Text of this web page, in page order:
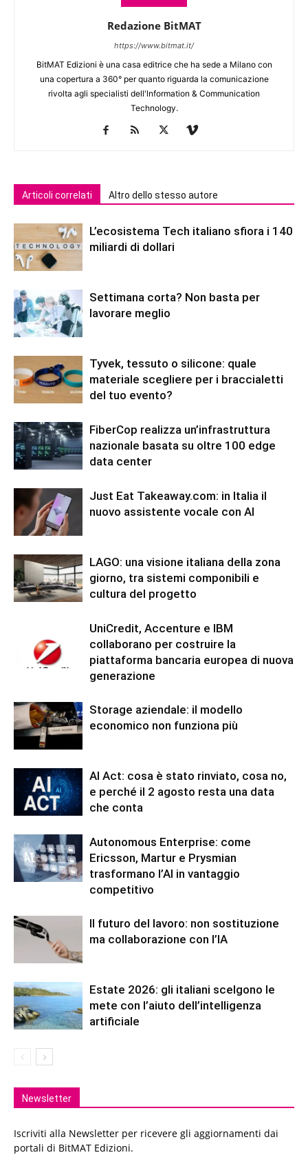
Redazione BitMAT
https://www.bitmat.it/
BitMAT Edizioni è una casa editrice che ha sede a Milano con
una copertura a 360° per quanto riguarda la comunicazione
rivolta agli specialisti dell'lnformation & Communication
Technology.
Articoli correlati Altro dello stesso autore
L’ecosistema Tech italiano sfiora i 140
miliardi di dollari
Settimana corta? Non basta per
lavorare meglio
Tyvek, tessuto o silicone: quale
materiale scegliere per i braccialetti
del tuo evento?
FiberCop realizza un’infrastruttura
nazionale basata su oltre 100 edge
data center
Just Eat Takeaway.com: in Italia il
nuovo assistente vocale con AI
LAGO: una visione italiana della zona
giorno, tra sistemi componibili e
cultura del progetto
UniCredit, Accenture e IBM
collaborano per costruire la
piattaforma bancaria europea di nuova
generazione
Storage aziendale: il modello
economico non funziona più
AI Act: cosa è stato rinviato, cosa no,
e perché il 2 agosto resta una data
che conta
Autonomous Enterprise: come
Ericsson, Martur e Prysmian
trasformano l’AI in vantaggio
competitivo
Il futuro del lavoro: non sostituzione
ma collaborazione con l’IA
Estate 2026: gli italiani scelgono le
mete con l’aiuto dell’intelligenza
artificiale
Newsletter
Iscriviti alla Newsletter per ricevere gli aggiornamenti dai
portali di BitMAT Edizioni.